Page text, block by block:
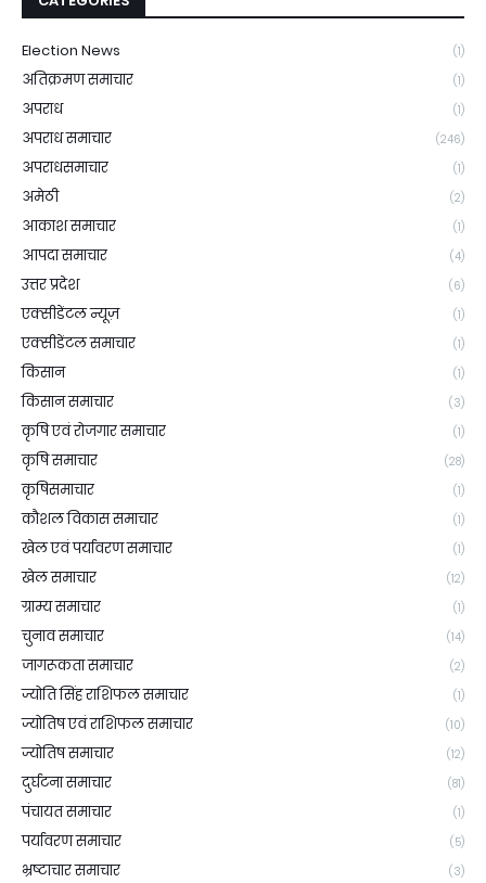
Election News (1)
अतिक्रमण समाचार (1)
अपराध (1)
अपराध समाचार (246)
अपराधसमाचार (1)
अमेठी (2)
आकाश समाचार (1)
आपदा समाचार (4)
उत्तर प्रदेश (6)
एक्सीडेंटल न्यूज़ (1)
एक्सीडेंटल समाचार (1)
किसान (1)
किसान समाचार (3)
कृषि एवं रोजगार समाचार (1)
कृषि समाचार (28)
कृषिसमाचार (1)
कौशल विकास समाचार (1)
खेल एवं पर्यावरण समाचार (1)
खेल समाचार (12)
ग्राम्य समाचार (1)
चुनाव समाचार (14)
जागरूकता समाचार (2)
ज्योति सिंह राशिफल समाचार (1)
ज्योतिष एवं राशिफल समाचार (10)
ज्योतिष समाचार (12)
दुर्घटना समाचार (81)
पंचायत समाचार (1)
पर्यावरण समाचार (5)
भ्रष्टाचार समाचार (3)